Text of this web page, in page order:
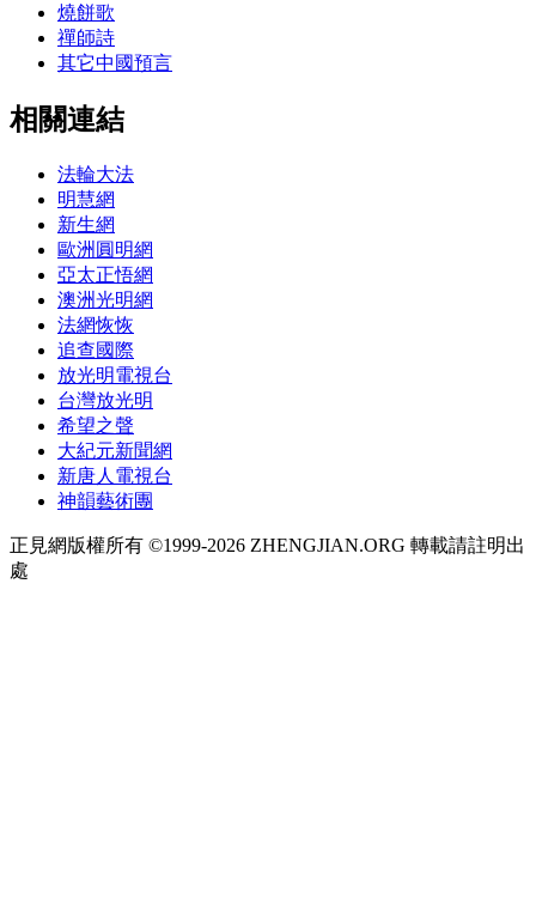
燒餅歌
禪師詩
其它中國預言
相關連結
法輪大法
明慧網
新生網
歐洲圓明網
亞太正悟網
澳洲光明網
法網恢恢
追查國際
放光明電視台
台灣放光明
希望之聲
大紀元新聞網
新唐人電視台
神韻藝術團
正見網版權所有 ©1999-2026 ZHENGJIAN.ORG 轉載請註明出
處